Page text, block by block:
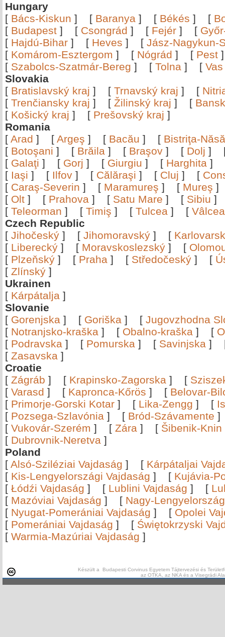
Hungary
[ Bács-Kiskun ] [ Baranya ] [ Békés ] [
[ Budapest ] [ Csongrád ] [ Fejér ] [
[ Hajdú-Bihar ] [ Heves ] [ Jász-Nagykun-
[ Komárom-Esztergom ] [ Nógrád ] [ Pest
[ Szabolcs-Szatmár-Bereg ] [ Tolna ] [ Vas
Slovakia
[ Bratislavský kraj ] [ Trnavský kraj ] [
[ Trenčiansky kraj ] [ Žilinský kraj ] [
[ Košický kraj ] [ Prešovský kraj ]
Romania
[ Arad ] [ Argeş ] [ Bacău ] [ Bistriţa-
[ Botoşani ] [ Brăila ] [ Braşov ] [ Dolj ]
[ Galaţi ] [ Gorj ] [ Giurgiu ] [ Harghita ]
[ Iaşi ] [ Ilfov ] [ Călăraşi ] [ Cluj ] [
[ Caraş-Severin ] [ Maramureş ] [ Mureş
[ Olt ] [ Prahova ] [ Satu Mare ] [ Sibiu
[ Teleorman ] [ Timiş ] [ Tulcea ] [
Czech Republic
[ Jihočeský ] [ Jihomoravský ] [
[ Liberecký ] [ Moravskoslezský ] [
[ Plzeňský ] [ Praha ] [ Středočeský ] [
[ Zlínský ]
Ukrainen
[ Kárpátalja ]
Slovanie
[ Gorenjska ] [ Goriška ] [ Jugovzhodna
[ Notranjsko-kraška ] [ Obalno-kraška ] [
[ Podravska ] [ Pomurska ] [ Savinjska ]
[ Zasavska ]
Croatie
[ Zágráb ] [ Krapinsko-Zagorska ] [
[ Varasd ] [ Kapronca-Kőrös ] [ Belovar-
[ Primorje-Gorski Kotar ] [ Lika-Zengg ] [
[ Pozsega-Szlavónia ] [ Bród-Szávamente
[ Vukovár-Szerém ] [ Zára ] [ Šibenik-Knin
[ Dubrovnik-Neretva ]
Poland
[ Alsó-Sziléziai Vajdaság ] [ Kárpátaljai
[ Kis-Lengyelországi Vajdaság ] [ Kujávia-
[ Łódźi Vajdaság ] [ Lublini Vajdaság ] [
[ Mazóviai Vajdaság ] [ Nagy-
[ Nyugat-Pomerániai Vajdaság ] [ Opolei
[ Pomerániai Vajdaság ] [ Świętokrzyski
[ Warmia-Mazúriai Vajdaság ]
Készült a Budapesti Corvinus Egyetem Tájtervezési és
az OTKA, az NKA és a Visegrádi